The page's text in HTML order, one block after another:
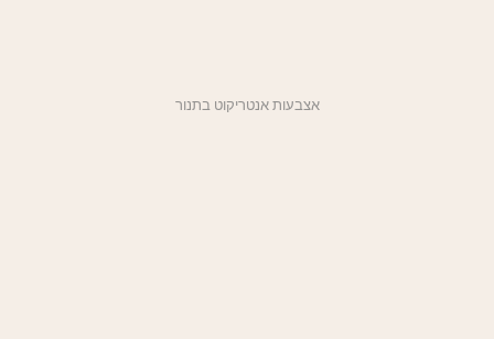
אצבעות אנטריקוט בתנור